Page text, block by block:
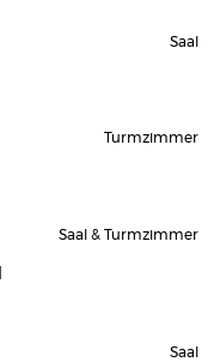
Saal
Turmzimmer
Saal & Turmzimmer
Saal